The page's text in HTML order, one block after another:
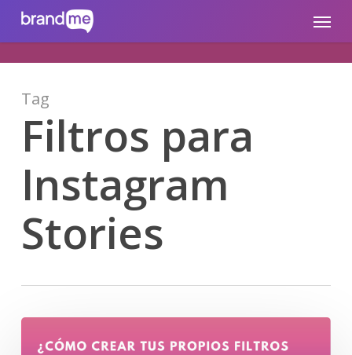
brandme.la Menu
Tag
Filtros para
Instagram
Stories